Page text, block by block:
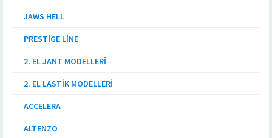
JAWS HELL
PRESTIGE LINE
2. EL JANT MODELLERI
2. EL LASTIK MODELLERI
ACCELERA
ALTENZO